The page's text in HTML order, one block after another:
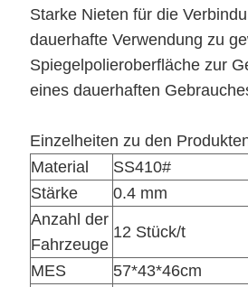
Starke Nieten für die
dauerhafte Verwendung zu
Spiegelpolieroberfläche zur
eines dauerhaften
Einzelheiten zu den
Material
SS410#
Stärke
0.4 mm
Anzahl der
Fahrzeuge
12 Stück/t
MES
57*43*46cm